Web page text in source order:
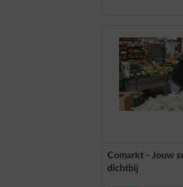
Comarkt - Jouw
dichtbij